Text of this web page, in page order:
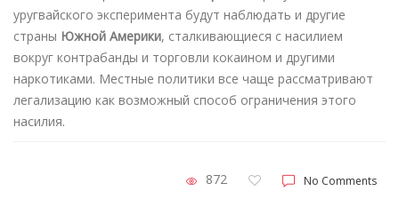
уругвайского эксперимента будут наблюдать и другие
страны Южной Америки, сталкивающиеся с насилием
вокруг контрабанды и торговли кокаином и другими
наркотиками. Местные политики все чаще рассматривают
легализацию как возможный способ ограничения этого
насилия.
872 No Comments